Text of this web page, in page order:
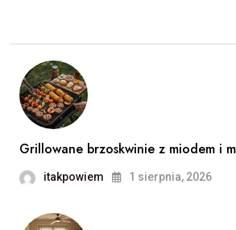
Grillowane brzoskwinie z miodem i
itakpowiem 1 sierpnia, 2026